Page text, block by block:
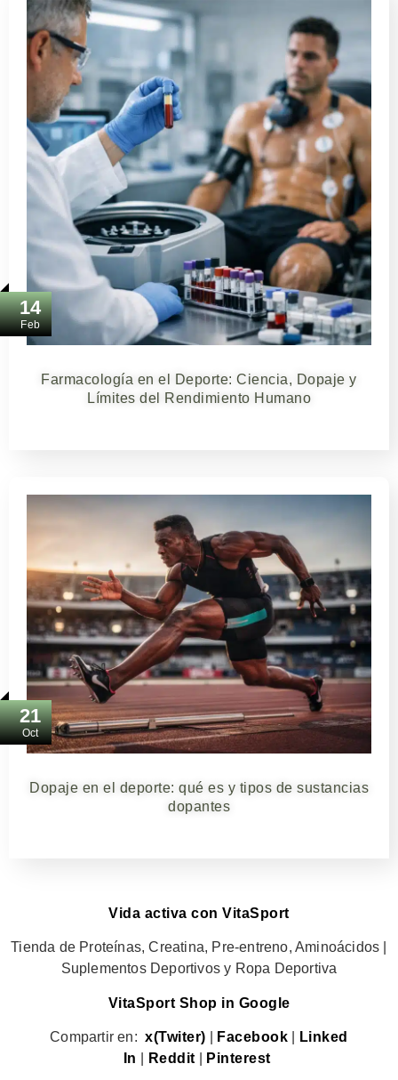
14
Feb
Farmacología en el Deporte: Ciencia, Dopaje y
Límites del Rendimiento Humano
21
Oct
Dopaje en el deporte: qué es y tipos de sustancias
dopantes
Vida activa con VitaSport
Tienda de Proteínas, Creatina, Pre-entreno, Aminoácidos |
Suplementos Deportivos y Ropa Deportiva
VitaSport Shop in Google
Compartir en:x(Twiter) Facebook
Linked
In
Reddit Pinterest